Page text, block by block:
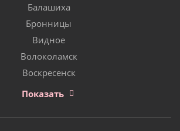
Балашиха
Бронницы
Видное
Волоколамск
Воскресенск
Показать